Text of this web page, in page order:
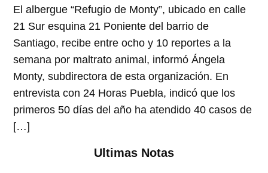
El albergue “Refugio de Monty”, ubicado en calle
21 Sur esquina 21 Poniente del barrio de
Santiago, recibe entre ocho y 10 reportes a la
semana por maltrato animal, informó Ángela
Monty, subdirectora de esta organización. En
entrevista con 24 Horas Puebla, indicó que los
primeros 50 días del año ha atendido 40 casos de
[…]
Ultimas Notas